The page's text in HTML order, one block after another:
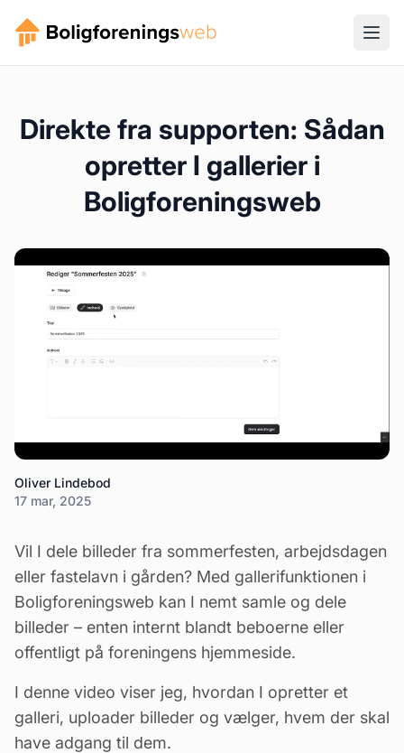
Direkte fra supporten: Sådan
opretter I gallerier i
Boligforeningsweb
Oliver Lindebod
17 mar, 2025
Vil I dele billeder fra sommerfesten, arbejdsdagen
eller fastelavn i gården? Med gallerifunktionen i
Boligforeningsweb kan I nemt samle og dele
billeder – enten internt blandt beboerne eller
offentligt på foreningens hjemmeside.
I denne video viser jeg, hvordan I opretter et
galleri, uploader billeder og vælger, hvem der skal
have adgang til dem.